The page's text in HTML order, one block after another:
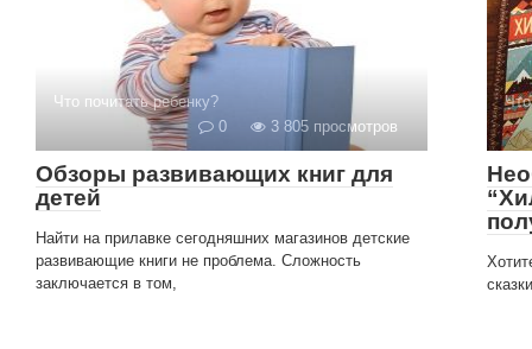
Что почитать ребенку?
0
3 805 просмотров
Обзоры развивающих книг для
детей
Найти на прилавке сегодняшних магазинов детские
развивающие книги не проблема. Сложность
заключается в том,